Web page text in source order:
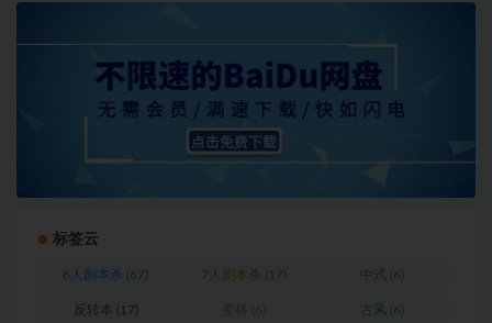
标签云
6人剧本杀 (67) 7人剧本杀 (17) 中式 (6)
反转本 (17) 古风 (6)